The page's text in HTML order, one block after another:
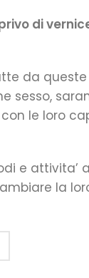
di
da
sesso,
le loro
e attivita’
la